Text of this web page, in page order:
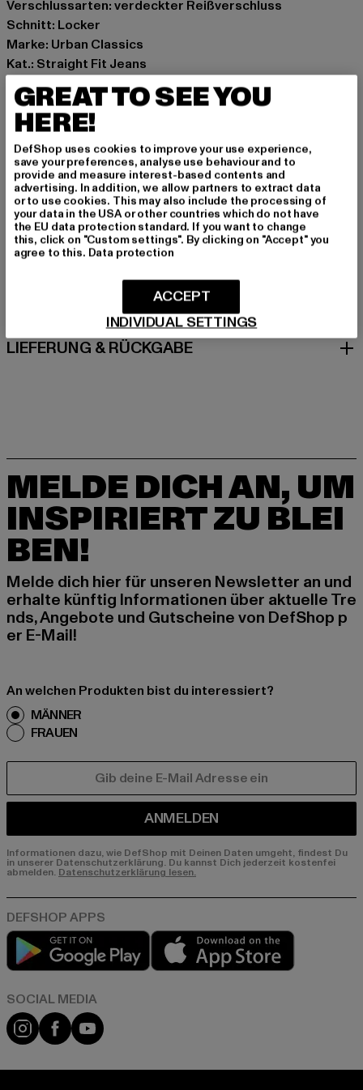
Verschlussarten: verdeckter Reißverschluss
Schnitt: Locker
Marke: Urban Classics
Kat.: Straight Fit Jeans
Farbe: beige
Hersteller Farbe: offwhite raw
Materialzusammensetzung: 100% Baumwolle
Art.Nr: TB6113-03681
Hersteller: TB International GmbH |info@tbint.de
Dr.-Robert-Murjahn-Straße 7 | 64372 Ober-Ramstadt |
DE
GRÖSSE & PASSFORM
PFLEGEHINWEISE
LIEFERUNG & RÜCKGABE
MELDE DICH AN, UM
INSPIRIERT ZU BLEI
BEN!
Melde dich hier für unseren Newsletter an und
erhalte künftig Informationen über aktuelle Tre
nds, Angebote und Gutscheine von DefShop p
er E-Mail!
An welchen Produkten bist du interessiert?
MÄNNER
FRAUEN
ANMELDEN
Informationen dazu, wie DefShop mit Deinen Daten umgeht, findest Du
in unserer Datenschutzerklärung. Du kannst Dich jederzeit kostenfei
abmelden. Datenschutzerklärung lesen.
Play market
Instagram
FacebookYouTube
GREAT TO SEE YOU
HERE!
DefShop uses cookies to improve your use experience,
save your preferences, analyse use behaviour and to
provide and measure interest-based contents and
advertising. In addition, we allow partners to extract data
or to use cookies. This may also include the processing of
your data in the USA or other countries which do not have
the EU data protection standard. If you want to change
this, click on "Custom settings". By clicking on "Accept" you
agree to this. Data protection
INDIVIDUAL SETTINGS
ACCEPT